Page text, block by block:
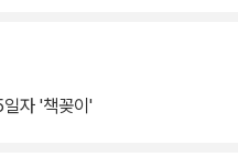
자 '책꽂이'